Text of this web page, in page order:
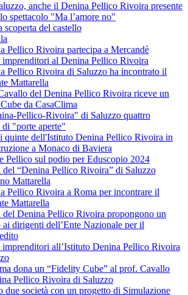
anche il Denina Pellico Rivoira presente
spettacolo "Ma l’amore no"
scoperta del castello
Pellico Rivoira partecipa a Mercandè
al Denina Pellico Rivoira
Pellico Rivoira di Saluzzo ha incontrato il
Mattarella
del Denina Pellico Rivoira riceve un
da CasaClima
Pellico-Rivoira" di Saluzzo quattro
di "porte aperte"
quinte dell'Istituto Denina Pellico Rivoira in
a Monaco di Baviera
Pellico sul podio per Eduscopio 2024
del “Denina Pellico Rivoira” di Saluzzo
Mattarella
Pellico Rivoira a Roma per incontrare il
Mattarella
del Denina Pellico Rivoira propongono un
ai dirigenti dell’Ente Nazionale per il
all’Istituto Denina Pellico Rivoira
dona un “Fidelity Cube” al prof. Cavallo
Pellico Rivoira di Saluzzo
due società con un progetto di Simulazione